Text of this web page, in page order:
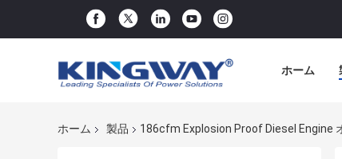
ホーム
ホーム 製品 186cfm Explosion Proof Diesel Engine